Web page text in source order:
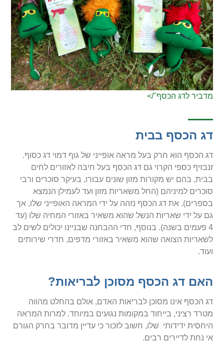
מדביר לדג הכסף"/>
דג הכסף בבית
דג הכסף הוא חרק בעל מראה אופייני של גוף דמוי דג כסוף.
זנבזיף כספי הקרוי גם דג הכסף בעל חיבה לאזורים לחים
בבית, בהם יש מקורות מזון שונים עבורו, בעיקר סוכרים ורבי
סוכרים למיניהם (החל משאריות מזון ועד לעמילן הנמצא
בספרים). את דג הכסף נזהה על ידי המראה האופייני שלו, אך
גם על ידי שאריות הנשל שהוא משאיר באזורי המחיה שלו (עד
4 פעמים בשנה). בנוסף, חדי ההבחנה שבניינו יכולים לשים לב
לשאריות הצואה שהוא משאיר באזורי מדפים, חדרי שירותים
ועוד.
האם דג הכסף מסוכן לבריאות?
דג הכסף אינו מסוכן לבריאות האדם, אולם בהחלט מהווה
מטרד רציני, בייחוד במקומות נגועים במיוחד. למרות המראה
היחסית ידידותי שלו, חשוב לזכור כי עדיין מדובר בחרק הגורם
אי נחת לדיירים רבים.